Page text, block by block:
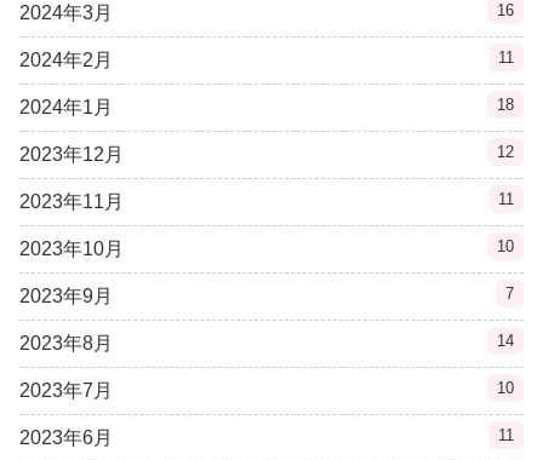
2024年3月 16
2024年2月 11
2024年1月 18
2023年12月 12
2023年11月 11
2023年10月 10
2023年9月 7
2023年8月 14
2023年7月 10
2023年6月 11